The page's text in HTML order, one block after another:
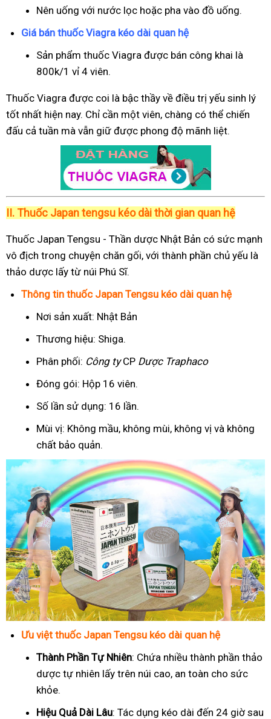
Nên uống với nước lọc hoặc pha vào đồ uống.
Giá bán thuốc Viagra kéo dài quan hệ
Sản phẩm thuốc Viagra được bán công khai là
800k/1 vỉ 4 viên.
Thuốc Viagra được coi là bậc thầy về điều trị yếu sinh lý
tốt nhất hiện nay. Chỉ cần một viên, chàng có thể chiến
đấu cả tuần mà vẫn giữ được phong độ mãnh liệt.
II. Thuốc Japan tengsu kéo dài thời gian quan hệ
Thuốc Japan Tengsu - Thần dược Nhật Bản có sức mạnh
vô địch trong chuyện chăn gối, với thành phần chủ yếu là
thảo dược lấy từ núi Phú Sĩ.
Thông tin thuốc Japan Tengsu kéo dài quan hệ
Nơi sản xuất: Nhật Bản
Thương hiệu: Shiga.
Phân phối: Công tyCP Dược Traphaco
Đóng gói: Hộp 16 viên.
Số lần sử dụng: 16 lần.
Mùi vị: Không mầu, không mùi, không vị và không
chất bảo quản.
Ưu việt thuốc Japan Tengsu kéo dài quan hệ
Thành Phần Tự Nhiên: Chứa nhiều thành phần thảo
dược tự nhiên lấy trên núi cao, an toàn cho sức
khỏe.
Hiệu Quả Dài Lâu: Tác dụng kéo dài đến 24 giờ sau